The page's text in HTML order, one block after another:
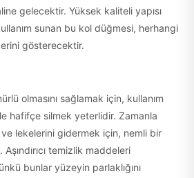
gelecektir. Yüksek kaliteli yapısı
sunan bu kol düğmesi, herhangi
gösterecektir.
olmasını sağlamak için, kullanım
hafifçe silmek yeterlidir. Zamanla
lekelerini gidermek için, nemli bir
temizlik maddeleri
bunlar yüzeyin parlaklığını